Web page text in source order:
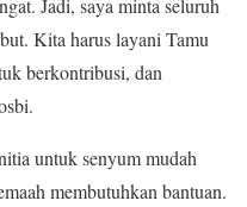
Jadi, saya minta seluruh
Kita harus layani Tamu
berkontribusi, dan
untuk senyum mudah
membutuhkan bantuan.